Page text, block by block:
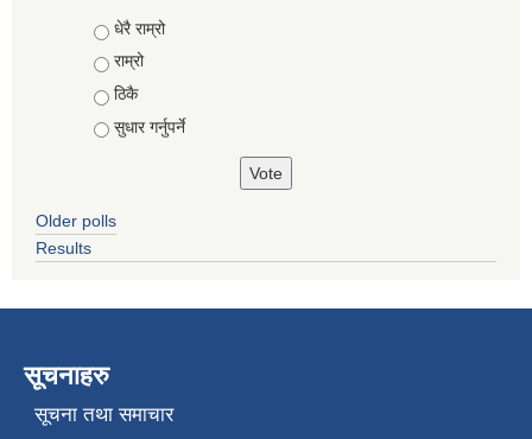
Choices
धेरै राम्रो
राम्रो
ठिकै
सुधार गर्नुपर्ने
Older polls
Results
सूचनाहरु
सूचना तथा समाचार